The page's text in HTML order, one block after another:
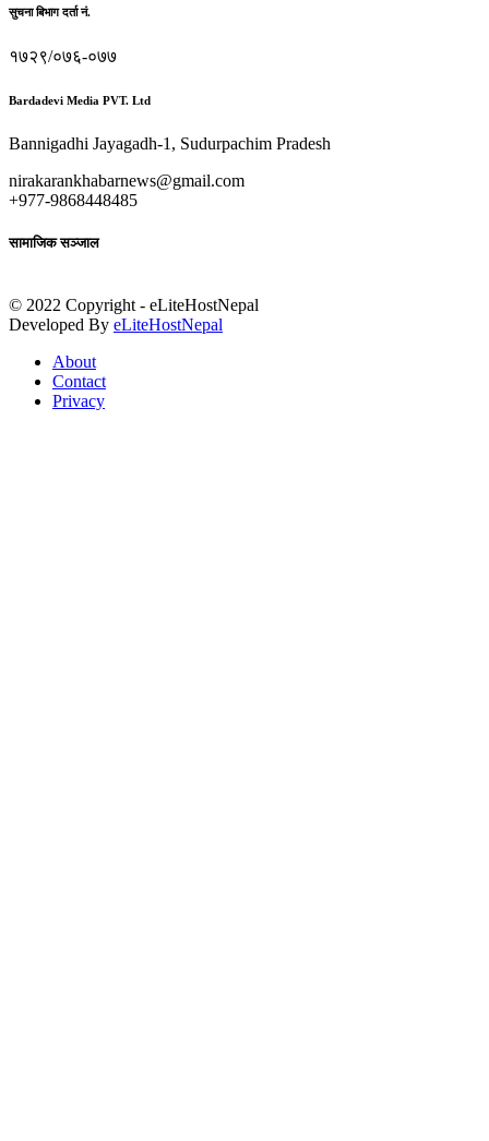
सुचना बिभाग दर्ता नं.
१७२९/०७६-०७७
Bardadevi Media PVT. Ltd
Bannigadhi Jayagadh-1, Sudurpachim Pradesh
nirakarankhabarnews@gmail.com
+977-9868448485
सामाजिक सञ्जाल
© 2022 Copyright - eLiteHostNepal
Developed By eLiteHostNepal
About
Contact
Privacy